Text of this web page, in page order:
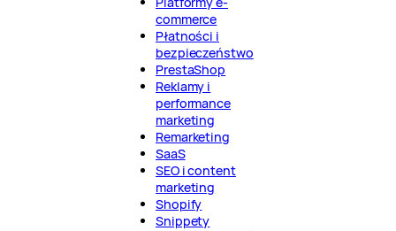
commerce
Płatności i
bezpieczeństwo
PrestaShop
Reklamy i
performance
marketing
Remarketing
SaaS
SEO i content
marketing
Shopify
Snippety